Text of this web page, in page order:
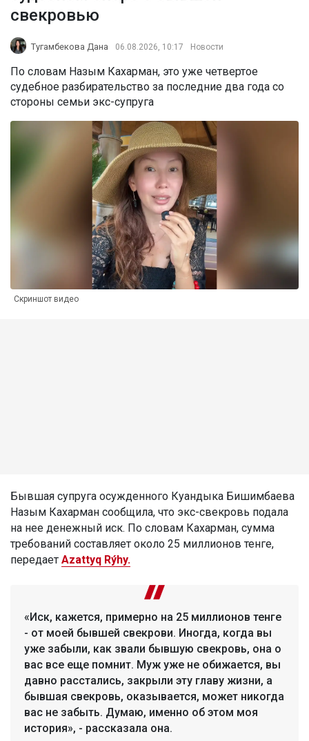
свекровью
Тугамбекова Дана 06.08.2026, 10:17 Новости
По словам Назым Кахарман, это уже четвертое
судебное разбирательство за последние два года со
стороны семьи экс-супруга
Скриншот видео
Бывшая супруга осужденного Куандыка Бишимбаева
Назым Кахарман сообщила, что экс-свекровь подала
на нее денежный иск. По словам Кахарман, сумма
требований составляет около 25 миллионов тенге,
передает Azattyq Rýhy.
«Иск, кажется, примерно на 25 миллионов тенге
- от моей бывшей свекрови. Иногда, когда вы
уже забыли, как звали бывшую свекровь, она о
вас все еще помнит. Муж уже не обижается, вы
давно расстались, закрыли эту главу жизни, а
бывшая свекровь, оказывается, может никогда
вас не забыть. Думаю, именно об этом моя
история», - рассказала она.